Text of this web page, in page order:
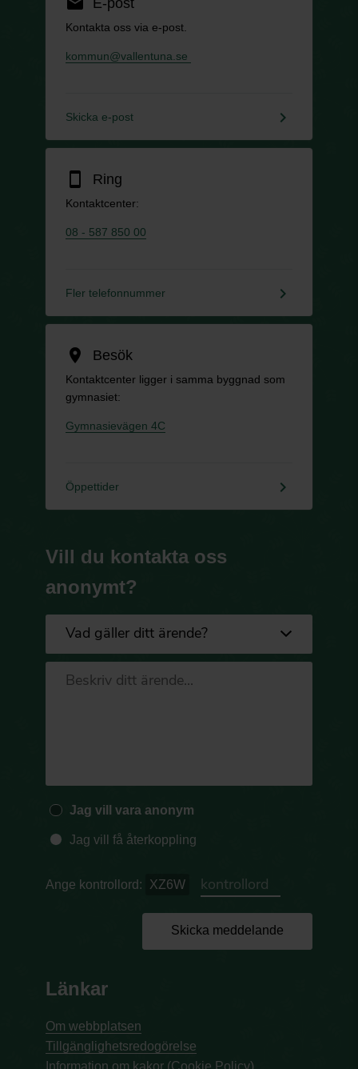
Kontakta oss via e-post.
kommun@vallentuna.se
Skicka e-post keyboard_arrow_right
smartphone Ring
Kontaktcenter:
08 - 587 850 00
Fler telefonnummer keyboard_arrow_right
location_on Besök
Kontaktcenter ligger i samma byggnad som
gymnasiet:
Gymnasievägen 4C
Öppettider keyboard_arrow_right
Vill du kontakta oss
anonymt?
Jag vill vara anonym
Jag vill få återkoppling
Ange kontrollord: XZ6W
Skicka meddelande
Länkar
Om webbplatsen
Tillgänglighetsredogörelse